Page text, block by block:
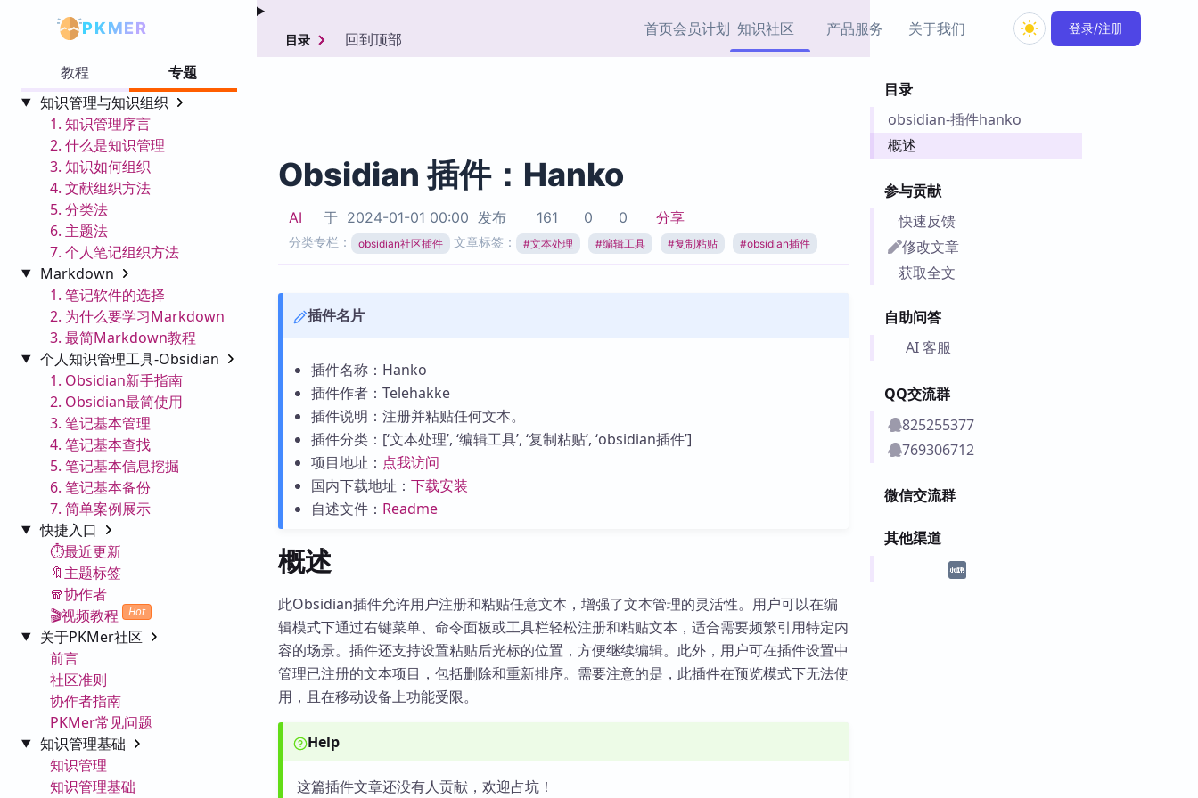
PKMER 首页会员计划 知识社区
热门链接 Top5
产品服务
载
加速访问 Obsidian 官方
市场
Obsidian 思维导图插件
插件
Zettelkasten 实践示例
Obsidian 教程
关于我们 登录/注册
教程
专题
知识管理与知识组织
1. 知识管理序言
2. 什么是知识管理
3. 知识如何组织
4. 文献组织方法
5. 分类法
6. 主题法
7. 个人笔记组织方法
Markdown
1. 笔记软件的选择
2. 为什么要学习Markdown
3. 最简Markdown教程
个人知识管理工具-Obsidian
1. Obsidian新手指南
2. Obsidian最简使用
3. 笔记基本管理
4. 笔记基本查找
5. 笔记基本信息挖掘
6. 笔记基本备份
7. 简单案例展示
快捷入口
⏱️最近更新
🔖主题标签
🧣协作者
🎬视频教程
Hot
关于PKMer社区
前言
社区准则
协作者指南
PKMer常见问题
知识管理基础
知识管理
知识管理基础
目录
obsidian-插件hanko
概述
参与贡献
快速反馈
修改文章
获取全文
自助问答
AI 客服
QQ交流群
825255377
769306712
微信交流群
其他渠道
目录 回到顶部
Obsidian 插件：Hanko
AI 于 2024-01-01 00:00 发布 161 0 0 分享
分类专栏： obsidian社区插件 文章标签： #文本处理 #编辑工具 #复制粘贴 #obsidian插件
插件名片
插件名称：Hanko
插件作者：Telehakke
插件说明：注册并粘贴任何文本。
插件分类：[‘文本处理’, ‘编辑工具’, ‘复制粘贴’, ‘obsidian插件’]
项目地址： 点我访问
国内下载地址： 下载安装
自述文件： Readme
概述
此Obsidian插件允许用户注册和粘贴任意文本，增强了文本管理的灵活性。用户可以在编
辑模式下通过右键菜单、命令面板或工具栏轻松注册和粘贴文本，适合需要频繁引用特定内
容的场景。插件还支持设置粘贴后光标的位置，方便继续编辑。此外，用户可在插件设置中
管理已注册的文本项目，包括删除和重新排序。需要注意的是，此插件在预览模式下无法使
用，且在移动设备上功能受限。
Help
这篇插件文章还没有人贡献，欢迎占坑！